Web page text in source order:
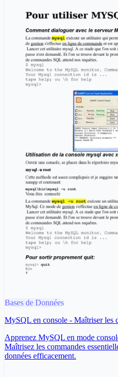
Bases de Données
MySQL en console - Maîtriser les
Apprenez MySQL en mode
Maîtrisez les commandes
données efficacement.